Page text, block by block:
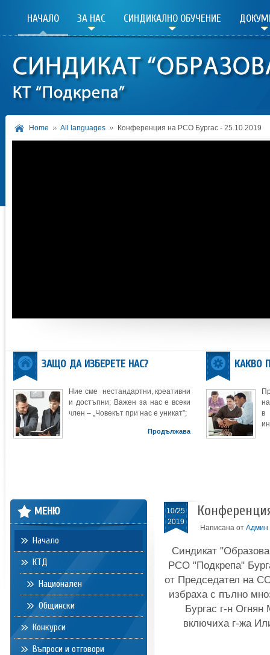
НАЧАЛО ЗА НАС СИНДИКАЛНО ОБУЧЕНИЕ
Home All languages Конференция на РСО Бургас - 25.10.2019
ЗАЩО ДА ИЗБЕРЕТЕ НАС?
Ние сме нестандартни, креативни
и достъпни; Важен за нас е всеки
член – „Човекът при нас е уникат”;
Продължава
КАКВО
в
10/25
2019
Написана от Админ
Синдикат
РСО "Подкрепа"
от Председател на
избраха с пълно
Бургас г-н
включиха г-жа
МЕНЮ
Начало
КТД
Национален
Общински
Конкурси
Въпроси и отговори